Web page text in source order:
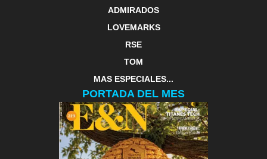
ADMIRADOS
LOVEMARKS
RSE
TOM
MAS ESPECIALES...
PORTADA DEL MES